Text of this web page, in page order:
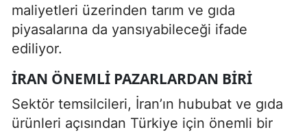
maliyetleri üzerinden tarım ve gıda
piyasalarına da yansıyabileceği ifade
ediliyor.
İRAN ÖNEMLI PAZARLARDAN BIRI
Sektör temsilcileri, İran’ın hububat ve gıda
ürünleri açısından Türkiye için önemli bir